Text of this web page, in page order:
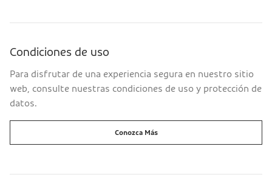
Condiciones de uso
Para disfrutar de una experiencia segura en nuestro sitio
web, consulte nuestras condiciones de uso y protección de
datos.
Conozca Más